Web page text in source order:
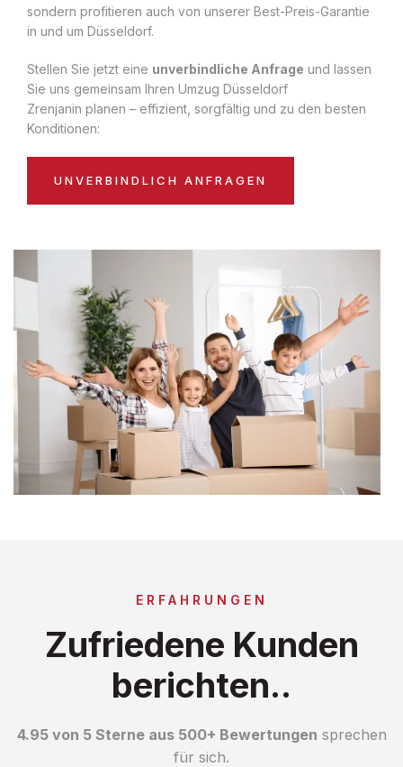
sondern profitieren auch von unserer Best-Preis-Garantie
in und um Düsseldorf.
Stellen Sie jetzt eine unverbindliche Anfrage und lassen
Sie uns gemeinsam Ihren Umzug Düsseldorf
Zrenjanin planen – effizient, sorgfältig und zu den besten
Konditionen:
UNVERBINDLICH ANFRAGEN
ERFAHRUNGEN
Zufriedene Kunden
berichten..
4.95 von 5 Sterne aus 500+ Bewertungen sprechen
für sich.